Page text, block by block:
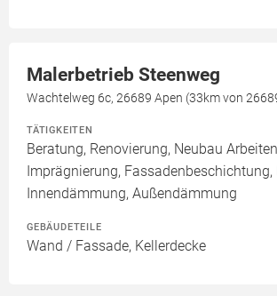
Malerbetrieb Steenweg
Wachtelweg 6c, 26689 Apen (33km von
TÄTIGKEITEN
Beratung, Renovierung, Neubau
Imprägnierung, Fassadenbeschichtung,
Innendämmung, Außendämmung
GEBÄUDETEILE
Wand / Fassade, Kellerdecke